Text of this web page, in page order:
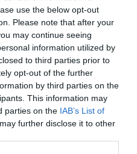
use the below opt-out
Please note that after your
may continue seeing
information utilized by
to third parties prior to
opt-out of the further
by third parties on the
This information may
parties on the IAB’s List of
further disclose it to other
vom Zentrum
9
du Parc
vom Zentrum
8.5/10
PREISE